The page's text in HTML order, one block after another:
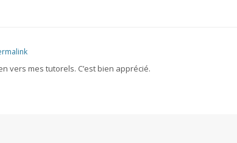
vers mes tutorels. C’est bien apprécié.